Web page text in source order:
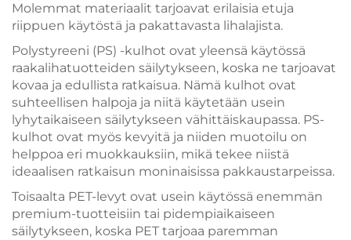
Molemmat materiaalit tarjoavat erilaisia etuja
riippuen käytöstä ja pakattavasta lihalajista.
Polystyreeni (PS) -kulhot ovat yleensä käytössä
raakalihatuotteiden säilytykseen, koska ne tarjoavat
kovaa ja edullista ratkaisua. Nämä kulhot ovat
suhteellisen halpoja ja niitä käytetään usein
lyhytaikaiseen säilytykseen vähittäiskaupassa. PS-
kulhot ovat myös kevyitä ja niiden muotoilu on
helppoa eri muokkauksiin, mikä tekee niistä
ideaalisen ratkaisun moninaisissa pakkaustarpeissa.
Toisaalta PET-levyt ovat usein käytössä enemmän
premium-tuotteisiin tai pidempiaikaiseen
säilytykseen, koska PET tarjoaa paremman